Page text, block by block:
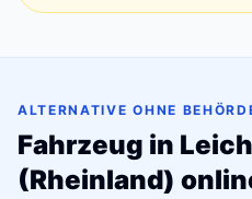
ALTERNATIVE OHNE
Fahrzeug in
(Rheinland)